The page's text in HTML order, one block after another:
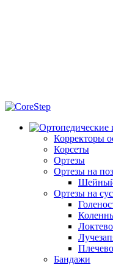
Корректоры
Корсеты
Ортезы
Ортезы на
Ортезы на
Бандажи